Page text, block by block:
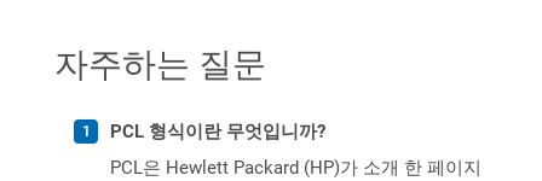
자주하는 질문
PCL 형식이란 무엇입니까?
PCL은 Hewlett Packard (HP)가 소개 한 페이지